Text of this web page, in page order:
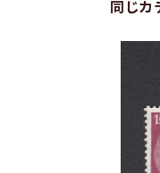
同じカ